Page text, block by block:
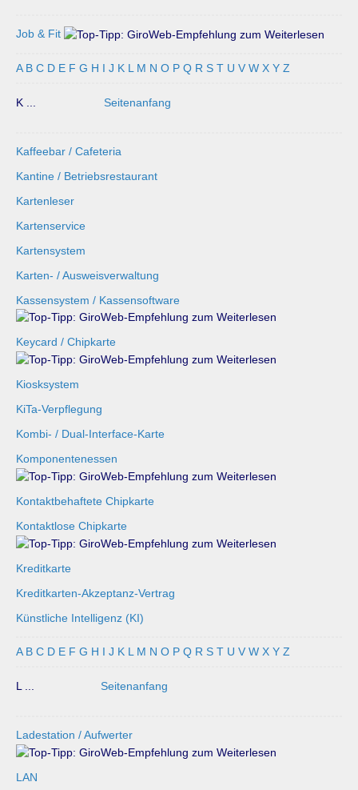
Job & Fit
A B C D E F G H I J K L M N O P Q R S T U V W X Y Z
K ... Seitenanfang
Kaffeebar / Cafeteria
Kantine / Betriebsrestaurant
Kartenleser
Kartenservice
Kartensystem
Karten- / Ausweisverwaltung
Kassensystem / Kassensoftware
Keycard / Chipkarte
Kiosksystem
KiTa-Verpflegung
Kombi- / Dual-Interface-Karte
Komponentenessen
Kontaktbehaftete Chipkarte
Kontaktlose Chipkarte
Kreditkarte
Kreditkarten-Akzeptanz-Vertrag
Künstliche Intelligenz (KI)
A B C D E F G H I J K L M N O P Q R S T U V W X Y Z
L ... Seitenanfang
Ladestation / Aufwerter
LAN